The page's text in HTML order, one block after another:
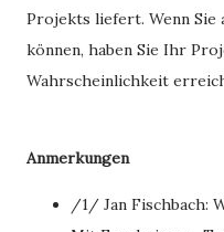
Projekts liefert. Wenn Sie
können, haben Sie Ihr
Wahrscheinlichkeit
Anmerkungen
/1/ Jan Fischbach: